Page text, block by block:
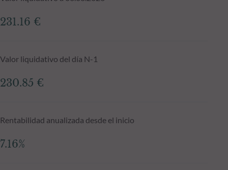
231.16 €
Valor liquidativo del día N-1
230.85 €
Rentabilidad anualizada desde el inicio
7.16%